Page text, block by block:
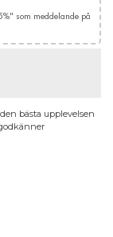
som meddelande på
bästa upplevelsen